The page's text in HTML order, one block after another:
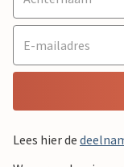
Lees hier de